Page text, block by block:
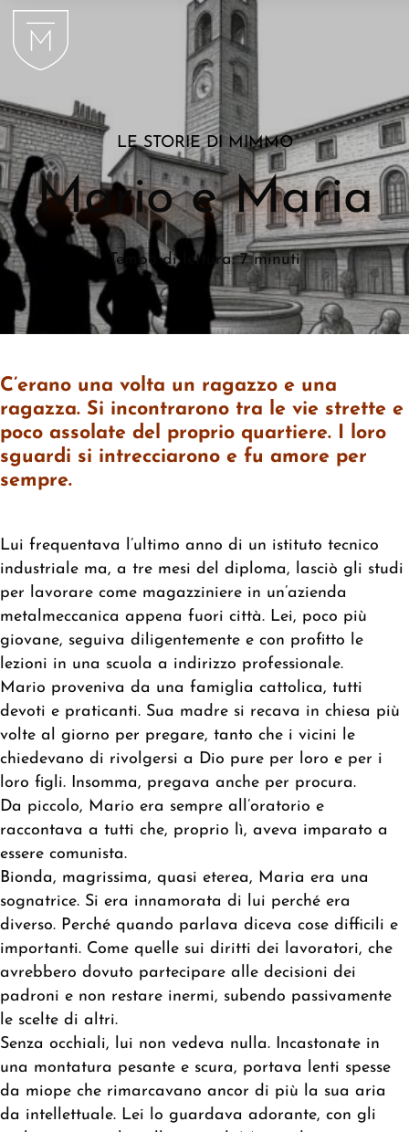
LE STORIE DI MIMMO
Mario e Maria
Tempo di lettura: 7 minuti
C’erano una volta un ragazzo e una
ragazza. Si incontrarono tra le vie strette e
poco assolate del proprio quartiere. I loro
sguardi si intrecciarono e fu amore per
sempre.
Lui frequentava l’ultimo anno di un istituto tecnico
industriale ma, a tre mesi del diploma, lasciò gli studi
per lavorare come magazziniere in un’azienda
metalmeccanica appena fuori città. Lei, poco più
giovane, seguiva diligentemente e con profitto le
lezioni in una scuola a indirizzo professionale.
Mario proveniva da una famiglia cattolica, tutti
devoti e praticanti. Sua madre si recava in chiesa più
volte al giorno per pregare, tanto che i vicini le
chiedevano di rivolgersi a Dio pure per loro e per i
loro figli. Insomma, pregava anche per procura.
Da piccolo, Mario era sempre all’oratorio e
raccontava a tutti che, proprio lì, aveva imparato a
essere comunista.
Bionda, magrissima, quasi eterea, Maria era una
sognatrice. Si era innamorata di lui perché era
diverso. Perché quando parlava diceva cose difficili e
importanti. Come quelle sui diritti dei lavoratori, che
avrebbero dovuto partecipare alle decisioni dei
padroni e non restare inermi, subendo passivamente
le scelte di altri.
Senza occhiali, lui non vedeva nulla. Incastonate in
una montatura pesante e scura, portava lenti spesse
da miope che rimarcavano ancor di più la sua aria
da intellettuale. Lei lo guardava adorante, con gli